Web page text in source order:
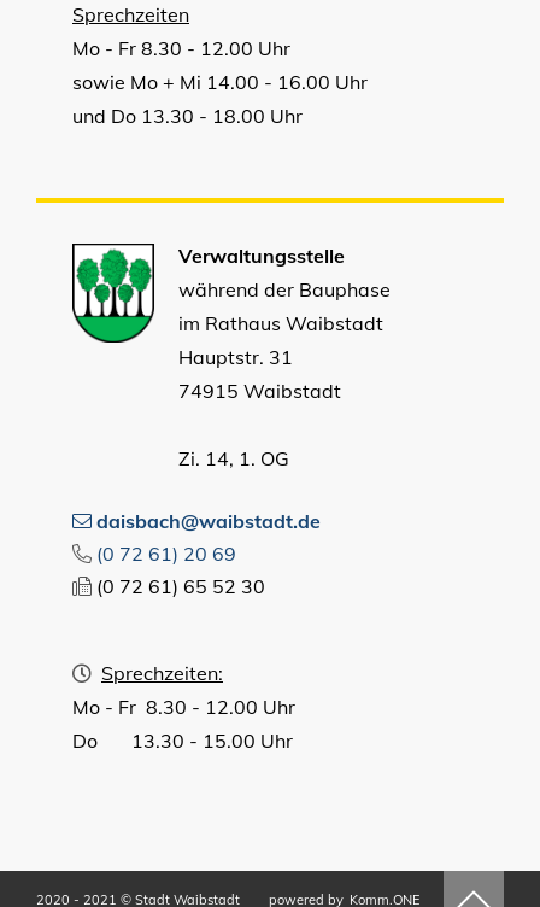
Sprechzeiten
Mo - Fr 8.30 - 12.00 Uhr
sowie Mo + Mi 14.00 - 16.00 Uhr
und Do 13.30 - 18.00 Uhr
Verwaltungsstelle
während der Bauphase
im Rathaus Waibstadt
Hauptstr. 31
74915 Waibstadt
Zi. 14, 1. OG
daisbach@waibstadt.de
(0 72 61) 20 69
(0 72 61) 65 52 30
Sprechzeiten:
Mo - Fr 8.30 - 12.00 Uhr
Do 13.30 - 15.00 Uhr
2020 - 2021 © Stadt Waibstadt powered by Komm.ONE